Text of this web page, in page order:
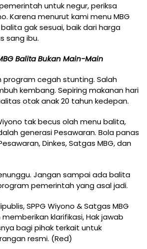
untuk negur, periksa
Karena menurut kami menu MBG
gak sesuai, baik dari harga
sang ibu.
Balita Bukan Main-Main
program cegah stunting. Salah
kembang. Sepiring makanan hari
otak anak 20 tahun kedepan.
tak becus olah menu balita,
generasi Pesawaran. Bola panas
Dinkes, Satgas MBG, dan
Jangan sampai ada balita
pemerintah yang asal jadi.
SPPG Wiyono & Satgas MBG
klarifikasi, Hak jawab
bagi pihak terkait untuk
resmi. (Red)